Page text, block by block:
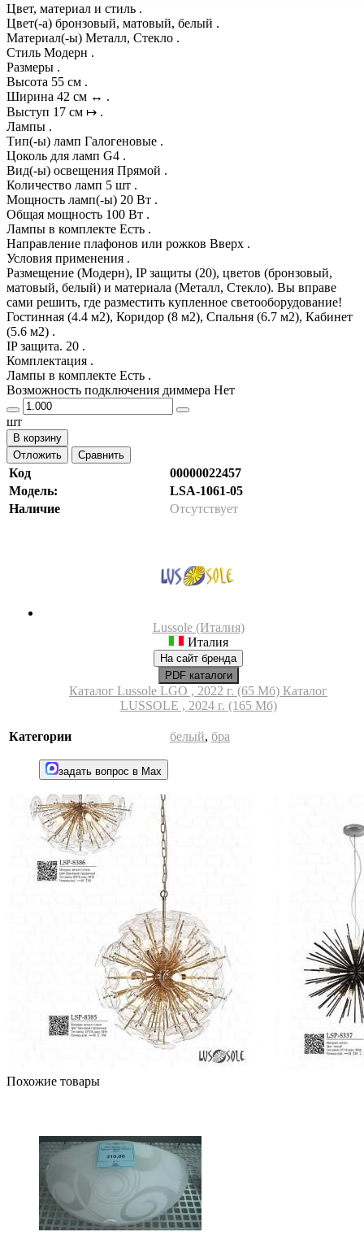
Цвет, материал и стиль .
Цвет(-а) бронзовый, матовый, белый .
Материал(-ы) Металл, Стекло .
Стиль Модерн .
Размеры .
Высота 55 см .
Ширина 42 см ↔ .
Выступ 17 см ↦ .
Лампы .
Тип(-ы) ламп Галогеновые .
Цоколь для ламп G4 .
Вид(-ы) освещения Прямой .
Количество ламп 5 шт .
Мощность ламп(-ы) 20 Вт .
Общая мощность 100 Вт .
Лампы в комплекте Есть .
Направление плафонов или рожков Вверх .
Условия применения .
Размещение (Модерн), IP защиты (20), цветов (бронзовый,
матовый, белый) и материала (Металл, Стекло). Вы вправе
сами решить, где разместить купленное светооборудование!
Гостинная (4.4 м2), Коридор (8 м2), Спальня (6.7 м2), Кабинет
(5.6 м2) .
IP защита. 20 .
Комплектация .
Лампы в комплекте Есть .
Возможность подключения диммера Нет
шт
В корзину
Отложить
Сравнить
Код
00000022457
Модель:
LSA-1061-05
Наличие
Отсутствует
Lussole (Италия)
Италия
На сайт бренда
PDF каталоги
Каталог Lussole LGO , 2022 г. (65 Мб) Каталог
LUSSOLE , 2024 г. (165 Мб)
Категории белый, бра
задать вопрос в Max
Похожие товары